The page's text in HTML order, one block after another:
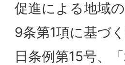
促進による地域
9条第1項に基づ
日条例第15号、